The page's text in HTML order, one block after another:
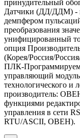
принудительный
Датчики (ДД/ДДМ) -
демпфером
преобразования
унифицированный
опция
(Корея/Россия/
ПЛК-
управляющий
технологического и
производитель:
функциями
управления в сети
RTU/ASCII, ОВЕН).